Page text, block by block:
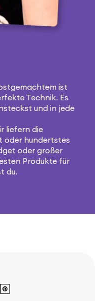
ist
Technik. Es
und in jede
liefern die
oder hundertstes
oder großer
Produkte für
du.
Pinterest